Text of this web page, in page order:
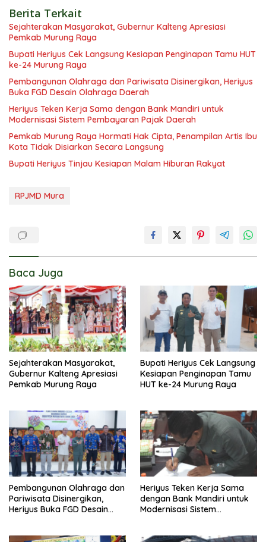
Berita Terkait
Sejahterakan Masyarakat, Gubernur Kalteng Apresiasi
Pemkab Murung Raya
Bupati Heriyus Cek Langsung Kesiapan Penginapan Tamu HUT
ke-24 Murung Raya
Pembangunan Olahraga dan Pariwisata Disinergikan, Heriyus
Buka FGD Desain Olahraga Daerah
Heriyus Teken Kerja Sama dengan Bank Mandiri untuk
Modernisasi Sistem Pembayaran Pajak Daerah
Pemkab Murung Raya Hormati Hak Cipta, Penampilan Artis Ibu
Kota Tidak Disiarkan Secara Langsung
Bupati Heriyus Tinjau Kesiapan Malam Hiburan Rakyat
RPJMD Mura
Baca Juga
Sejahterakan Masyarakat,
Gubernur Kalteng Apresiasi
Pemkab Murung Raya
Bupati Heriyus Cek Langsung
Kesiapan Penginapan Tamu
HUT ke-24 Murung Raya
Pembangunan Olahraga dan
Pariwisata Disinergikan,
Heriyus Buka FGD Desain
Heriyus Teken Kerja Sama
dengan Bank Mandiri untuk
Modernisasi Sistem